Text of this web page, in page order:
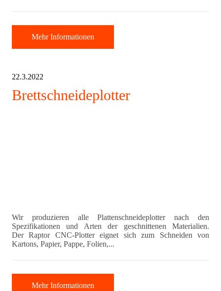
Mehr Informationen
22.3.2022
Brettschneideplotter
Wir produzieren alle Plattenschneideplotter nach den
Spezifikationen und Arten der geschnittenen Materialien.
Der Raptor CNC-Plotter eignet sich zum Schneiden von
Kartons, Papier, Pappe, Folien,...
Mehr Informationen